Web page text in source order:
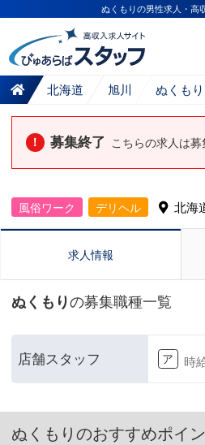
ぬくもりの男性求人・高
北海道 旭川 ぬくもり
！ 募集終了 こちらの求人は募
風俗ワーク デリヘル 北海
求人情報
ぬくもりの募集職種一覧
店舗スタッフ ア 時
ぬくもりのおすすめポイ